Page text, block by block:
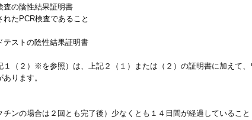
査の陰性結果証明書
たPCR検査であること
テストの陰性結果証明書
（２）※を参照）は、上記２（１）または（２）の証明書に加えて
ります。
チンの場合は２回とも完了後）少なくとも１４日間が経過していること